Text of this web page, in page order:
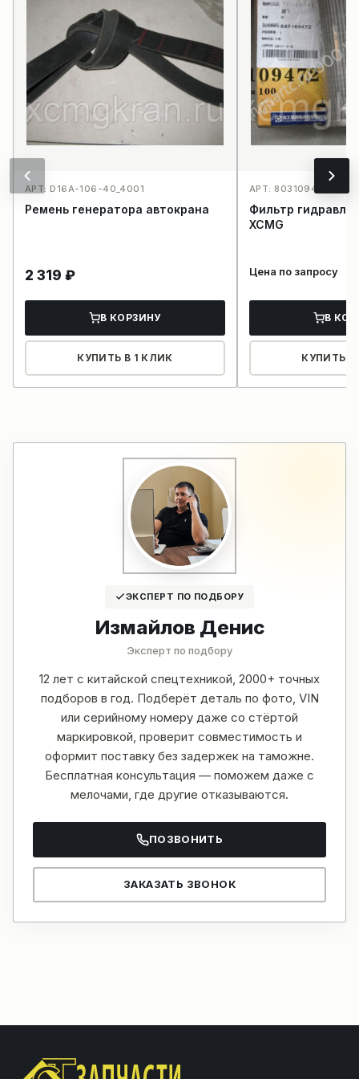
АРТ: D16А-106-40_4001
Ремень генератора автокрана
2 319 ₽
В КОРЗИНУ
КУПИТЬ В 1 КЛИК
АРТ:
Фильтр
XCMG
Цена по запросу
В
КУПИТЬ В
ЭКСПЕРТ ПО ПОДБОРУ
Измайлов Денис
Эксперт по подбору
12 лет с китайской спецтехникой, 2000+ точных
подборов в год. Подберёт деталь по фото, VIN
или серийному номеру даже со стёртой
маркировкой, проверит совместимость и
оформит поставку без задержек на таможне.
Бесплатная консультация — поможем даже с
мелочами, где другие отказываются.
ПОЗВОНИТЬ
ЗАКАЗАТЬ ЗВОНОК